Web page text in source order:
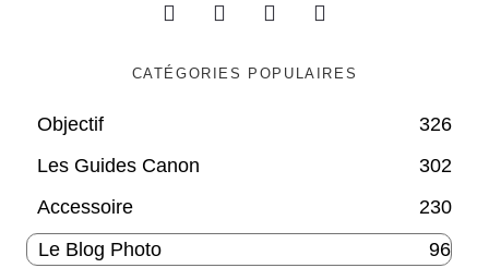
CATÉGORIES POPULAIRES
Objectif
326
Les Guides Canon
302
Accessoire
230
Le Blog Photo
96